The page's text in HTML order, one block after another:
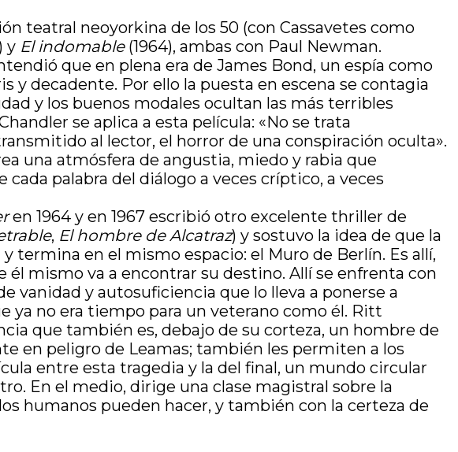
teatral neoyorkina de los 50 (con Cassavetes como
y El indomable(1964), ambas con Paul Newman.
que en plena era de James Bond, un espía como
y decadente. Por ello la puesta en escena se contagia
y los buenos modales ocultan las más terribles
se aplica a esta película: «No se trata
al lector, el horror de una conspiración oculta».
una atmósfera de angustia, miedo y rabia que
palabra del diálogo a veces críptico, a veces
en 1964 y en 1967 escribió otro excelente thriller de
, El hombre de Alcatraz) y sostuvo la idea de que la
termina en el mismo espacio: el Muro de Berlín. Es allí,
mismo va a encontrar su destino. Allí se enfrenta con
vanidad y autosuficiencia que lo lleva a ponerse a
ya no era tiempo para un veterano como él. Ritt
que también es, debajo de su corteza, un hombre de
en peligro de Leamas; también les permiten a los
entre esta tragedia y la del final, un mundo circular
En el medio, dirige una clase magistral sobre la
humanos pueden hacer, y también con la certeza de